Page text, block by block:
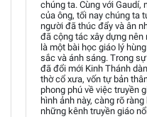
chúng ta. Cùng với Gaudí,
của ông, tối nay chúng ta
người đã thúc đẩy và ân
đã cộng tác xây dựng
là một bài học giáo lý
sắc và ánh sáng. Trong
đã đổi mới Kinh Thánh
thờ cổ xưa, vốn tự bản
phong phú về việc truyền
hình ảnh này, càng rõ
những kênh truyền giáo